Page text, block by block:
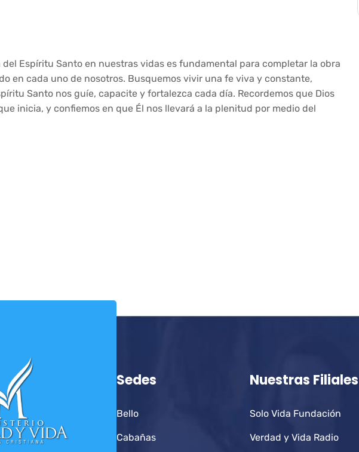
Espíritu Santo en nuestras vidas es fundamental para completar la obra
en cada uno de nosotros. Busquemos vivir una fe viva y constante,
Santo nos guíe, capacite y fortalezca cada día. Recordemos que Dios
inicia, y confiemos en que Él nos llevará a la plenitud por medio del
Sedes
Bello
Cabañas
Nuestras Filiales
Solo Vida Fundación
Verdad y Vida Radio